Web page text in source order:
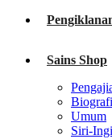
Sains Shop
Biografi
Umum
Siri-